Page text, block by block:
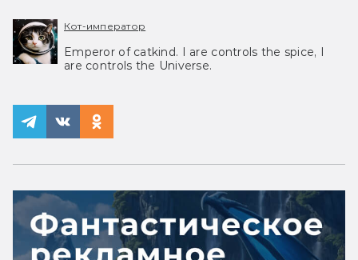
Кот-император
Emperor of catkind. I are controls the spice, I
are controls the Universe.